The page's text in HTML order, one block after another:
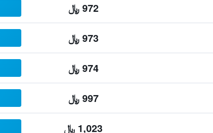
972 ﷼
973 ﷼
974 ﷼
997 ﷼
1,023 ﷼